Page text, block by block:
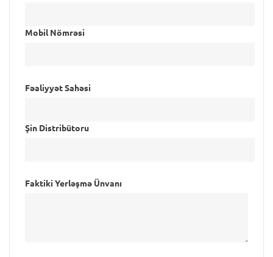
Mobil Nömrəsi
Fəaliyyət Sahəsi
Şin Distribütoru
Faktiki Yerləşmə Ünvanı